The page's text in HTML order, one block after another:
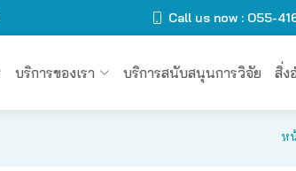
Call us now : O55-
บริการของเรา บริการสนับสนุนการวิจัย สิ่ง
ห